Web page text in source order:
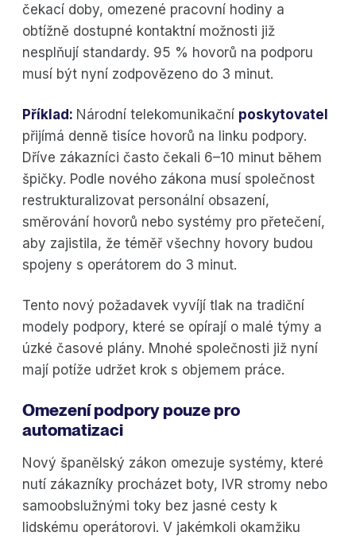
čekací doby, omezené pracovní hodiny a
obtížně dostupné kontaktní možnosti již
nesplňují standardy. 95 % hovorů na podporu
musí být nyní zodpovězeno do 3 minut.
Příklad: Národní telekomunikační poskytovatel
přijímá denně tisíce hovorů na linku podpory.
Dříve zákazníci často čekali 6–10 minut během
špičky. Podle nového zákona musí společnost
restrukturalizovat personální obsazení,
směrování hovorů nebo systémy pro přetečení,
aby zajistila, že téměř všechny hovory budou
spojeny s operátorem do 3 minut.
Tento nový požadavek vyvíjí tlak na tradiční
modely podpory, které se opírají o malé týmy a
úzké časové plány. Mnohé společnosti již nyní
mají potíže udržet krok s objemem práce.
Omezení podpory pouze pro
automatizaci
Nový španělský zákon omezuje systémy, které
nutí zákazníky procházet boty, IVR stromy nebo
samoobslužnými toky bez jasné cesty k
lidskému operátorovi. V jakémkoli okamžiku